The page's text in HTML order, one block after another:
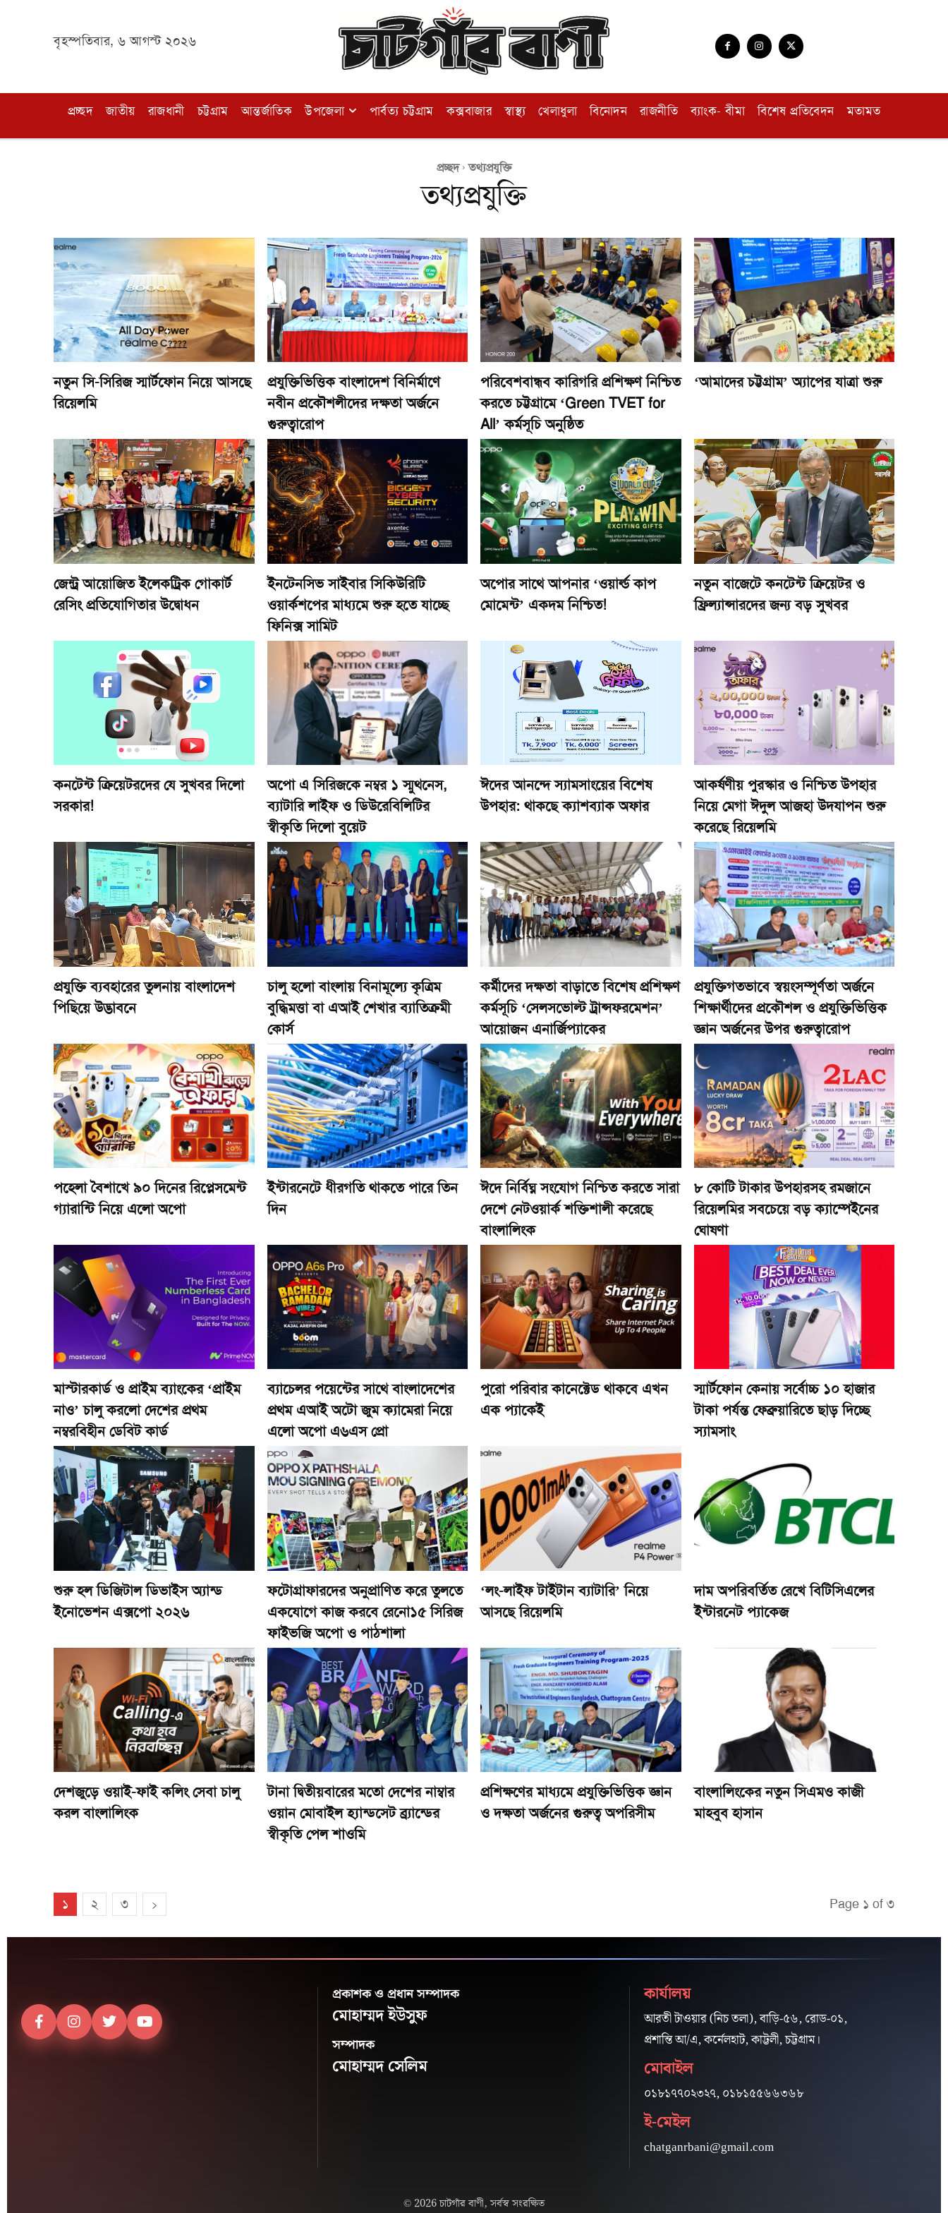
বৃহস্পতিবার, ৬ আগস্ট ২০২৬
প্রচ্ছদ জাতীয় রাজধানী চট্টগ্রাম আন্তর্জাতিক উপজেলা পার্বত্য চট্টগ্রাম কক্সবাজার স্বাস্থ্য খেলাধুলা বিনোদন রাজনীতি ব্যাংক- বীমা বিশেষ প্রতিবেদন মতামত
প্রচ্ছদ তথ্যপ্রযুক্তি
তথ্যপ্রযুক্তি
নতুন সি-সিরিজ স্মার্টফোন নিয়ে আসছে
রিয়েলমি
প্রযুক্তিভিত্তিক বাংলাদেশ বিনির্মাণে
নবীন প্রকৌশলীদের দক্ষতা অর্জনে
গুরুত্বারোপ
পরিবেশবান্ধব কারিগরি প্রশিক্ষণ নিশ্চিত
করতে চট্টগ্রামে ‘Green TVET for
All’ কর্মসূচি অনুষ্ঠিত
‘আমাদের চট্টগ্রাম’ অ্যাপের যাত্রা শুরু
জেন্ট্র আয়োজিত ইলেকট্রিক গোকার্ট
রেসিং প্রতিযোগিতার উদ্বোধন
ইনটেনসিভ সাইবার সিকিউরিটি
ওয়ার্কশপের মাধ্যমে শুরু হতে যাচ্ছে
ফিনিক্স সামিট
অপোর সাথে আপনার ‘ওয়ার্ল্ড কাপ
মোমেন্ট’ একদম নিশ্চিত!
নতুন বাজেটে কনটেন্ট ক্রিয়েটর ও
ফ্রিল্যান্সারদের জন্য বড় সুখবর
কনটেন্ট ক্রিয়েটরদের যে সুখবর দিলো
সরকার!
অপো এ সিরিজকে নম্বর ১ স্মুথনেস,
ব্যাটারি লাইফ ও ডিউরেবিলিটির
স্বীকৃতি দিলো বুয়েট
ঈদের আনন্দে স্যামসাংয়ের বিশেষ
উপহার: থাকছে ক্যাশব্যাক অফার
আকর্ষণীয় পুরস্কার ও নিশ্চিত উপহার
নিয়ে মেগা ঈদুল আজহা উদযাপন শুরু
করেছে রিয়েলমি
প্রযুক্তি ব্যবহারের তুলনায় বাংলাদেশ
পিছিয়ে উদ্ভাবনে
চালু হলো বাংলায় বিনামূল্যে কৃত্রিম
বুদ্ধিমত্তা বা এআই শেখার ব্যাতিক্রমী
কোর্স
কর্মীদের দক্ষতা বাড়াতে বিশেষ প্রশিক্ষণ
কর্মসূচি ‘সেলসভোল্ট ট্রান্সফরমেশন’
আয়োজন এনার্জিপ্যাকের
প্রযুক্তিগতভাবে স্বয়ংসম্পূর্ণতা অর্জনে
শিক্ষার্থীদের প্রকৌশল ও প্রযুক্তিভিত্তিক
জ্ঞান অর্জনের উপর গুরুত্বারোপ
পহেলা বৈশাখে ৯০ দিনের রিপ্লেসমেন্ট
গ্যারান্টি নিয়ে এলো অপো
ইন্টারনেটে ধীরগতি থাকতে পারে তিন
দিন
ঈদে নির্বিঘ্ন সংযোগ নিশ্চিত করতে সারা
দেশে নেটওয়ার্ক শক্তিশালী করেছে
বাংলালিংক
৮ কোটি টাকার উপহারসহ রমজানে
রিয়েলমির সবচেয়ে বড় ক্যাম্পেইনের
ঘোষণা
মাস্টারকার্ড ও প্রাইম ব্যাংকের ‘প্রাইম
নাও’ চালু করলো দেশের প্রথম
নম্বরবিহীন ডেবিট কার্ড
ব্যাচেলর পয়েন্টের সাথে বাংলাদেশের
প্রথম এআই অটো জুম ক্যামেরা নিয়ে
এলো অপো এ৬এস প্রো
পুরো পরিবার কানেক্টেড থাকবে এখন
এক প্যাকেই
স্মার্টফোন কেনায় সর্বোচ্চ ১০ হাজার
টাকা পর্যন্ত ফেব্রুয়ারিতে ছাড় দিচ্ছে
স্যামসাং
শুরু হল ডিজিটাল ডিভাইস অ্যান্ড
ইনোভেশন এক্সপো ২০২৬
ফটোগ্রাফারদের অনুপ্রাণিত করে তুলতে
একযোগে কাজ করবে রেনো১৫ সিরিজ
ফাইভজি অপো ও পাঠশালা
‘লং-লাইফ টাইটান ব্যাটারি’ নিয়ে
আসছে রিয়েলমি
দাম অপরিবর্তিত রেখে বিটিসিএলের
ইন্টারনেট প্যাকেজ
দেশজুড়ে ওয়াই-ফাই কলিং সেবা চালু
করল বাংলালিংক
টানা দ্বিতীয়বারের মতো দেশের নাম্বার
ওয়ান মোবাইল হ্যান্ডসেট ব্র্যান্ডের
স্বীকৃতি পেল শাওমি
প্রশিক্ষণের মাধ্যমে প্রযুক্তিভিত্তিক জ্ঞান
ও দক্ষতা অর্জনের গুরুত্ব অপরিসীম
বাংলালিংকের নতুন সিএমও কাজী
মাহবুব হাসান
১ ২ ৩ Page ১ of ৩
প্রকাশক ও প্রধান সম্পাদক
মোহাম্মদ ইউসুফ
সম্পাদক
মোহাম্মদ সেলিম
কার্যালয়
আরতী টাওয়ার (নিচ তলা), বাড়ি-৫৬, রোড-০১,
প্রশান্তি আ/এ, কর্নেলহাট, কাট্টলী, চট্টগ্রাম।
মোবাইল
০১৮১৭৭০২৩২৭, ০১৮১৫৫৬৬৩৬৮
ই-মেইল
chatganrbani@gmail.com
© 2026 চাটগাঁর বাণী, সর্বস্ব সংরক্ষিত